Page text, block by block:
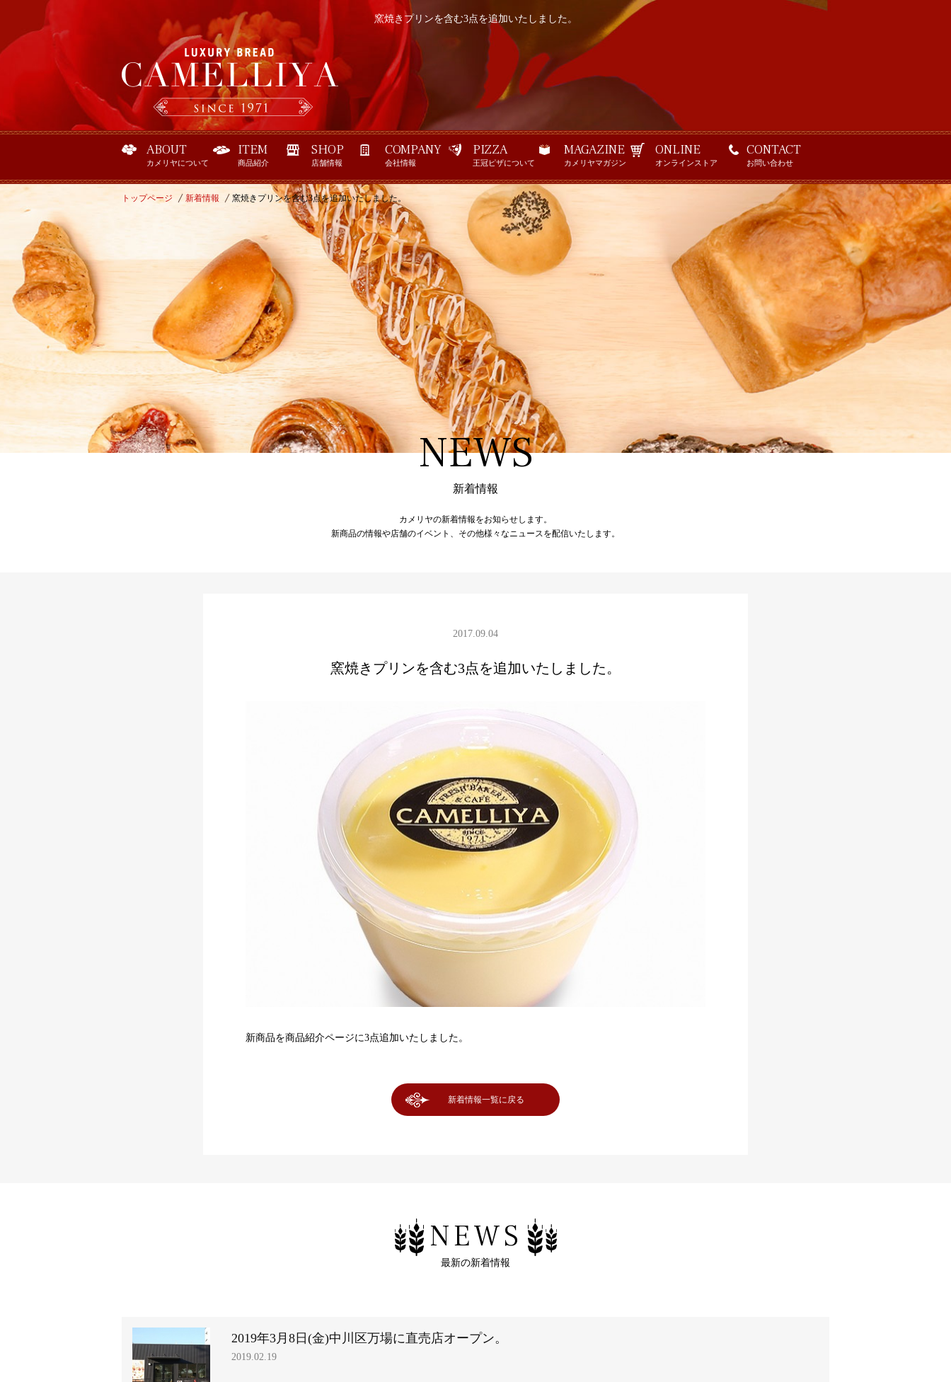
窯焼きプリンを含む3点を追加いたしました。
ABOUT
カメリヤについて
ITEM
商品紹介
SHOP
店舗情報
COMPANY
会社情報
PIZZA
王冠ピザについて
MAGAZINE
カメリヤマガジン
ONLINE
オンラインストア
CONTACT
お問い合わせ
トップページ 新着情報 窯焼きプリンを含む3点を追加いたしました。
NEWS
新着情報
カメリヤの新着情報をお知らせします。
新商品の情報や店舗のイベント、その他様々なニュースを配信いたします。
2017.09.04
窯焼きプリンを含む3点を追加いたしました。
新商品を商品紹介ページに3点追加いたしました。
新着情報一覧に戻る
NEWS
最新の新着情報
2019年3月8日(金)中川区万場に直売店オープン。
2019.02.19